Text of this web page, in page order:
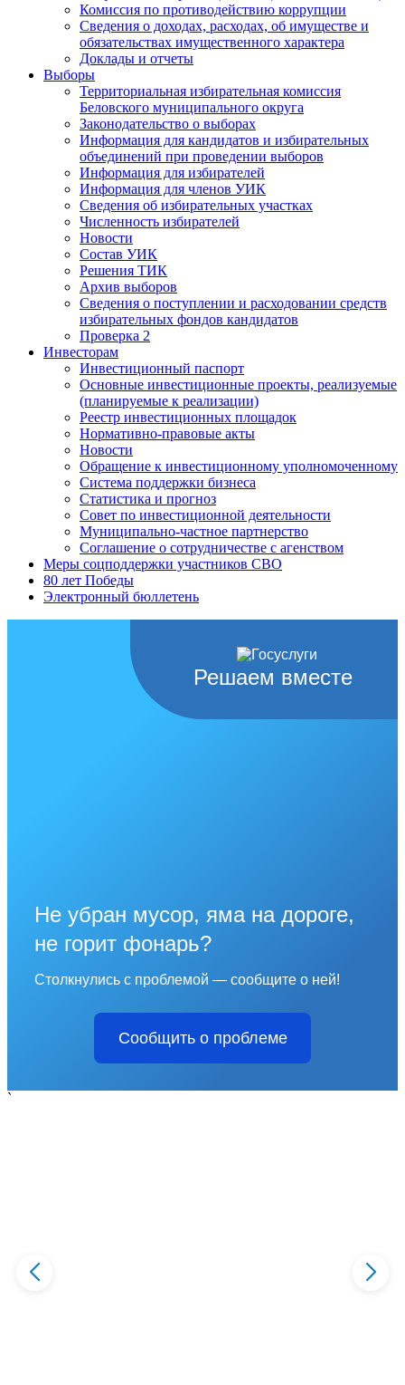
Комиссия по противодействию коррупции
Сведения о доходах, расходах, об имуществе и
обязательствах имущественного характера
Доклады и отчеты
Выборы
Территориальная избирательная комиссия
Беловского муниципального округа
Законодательство о выборах
Информация для кандидатов и избирательных
объединений при проведении выборов
Информация для избирателей
Информация для членов УИК
Сведения об избирательных участках
Численность избирателей
Новости
Состав УИК
Решения ТИК
Архив выборов
Сведения о поступлении и расходовании средств
избирательных фондов кандидатов
Проверка 2
Инвесторам
Инвестиционный паспорт
Основные инвестиционные проекты, реализуемые
(планируемые к реализации)
Реестр инвестиционных площадок
Нормативно-правовые акты
Новости
Обращение к инвестиционному уполномоченному
Система поддержки бизнеса
Статистика и прогноз
Совет по инвестиционной деятельности
Муниципально-частное партнерство
Соглашение о сотрудничестве с агенством
Меры соцподдержки участников СВО
80 лет Победы
Электронный бюллетень
Решаем вместе
Не убран мусор, яма на дороге,
не горит фонарь?
Столкнулись с проблемой — сообщите о ней!
Сообщить о проблеме
`